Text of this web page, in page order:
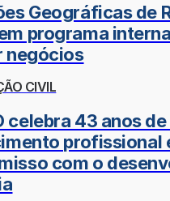
Geográficas de
programa
negócios
CIVIL
celebra 43 anos
profissional
com o